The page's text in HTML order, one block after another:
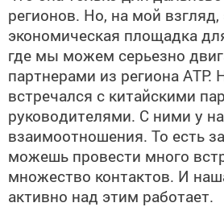
регионов. Но, на мой взгляд,
экономическая площадка
где мы можем серьезно
партнерами из региона АТР.
встречался с китайскими
руководителями. С ними у
взаимоотношения. То есть
можешь провести много
множество контактов. И
активно над этим работает.